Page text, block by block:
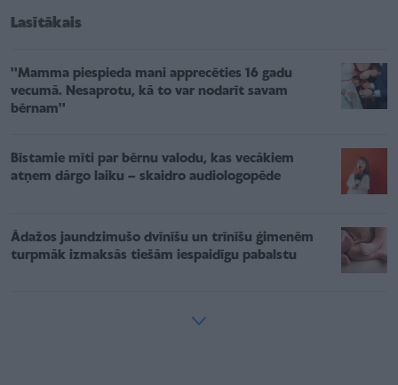
Lasītākais
''Mamma piespieda mani apprecēties 16 gadu
vecumā. Nesaprotu, kā to var nodarīt savam
bērnam''
Bīstamie mīti par bērnu valodu, kas vecākiem
atņem dārgo laiku – skaidro audiologopēde
Ādažos jaundzimušo dvīnīšu un trīnīšu ģimenēm
turpmāk izmaksās tiešām iespaidīgu pabalstu